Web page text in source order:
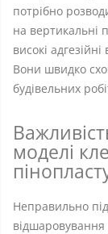
потрібно
на вертикальні
високі
Вони швидко
будівельних
моделі
Неправильно